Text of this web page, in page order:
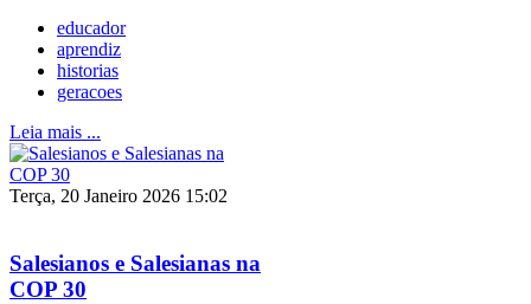
educador
aprendiz
historias
geracoes
Leia mais ...
Terça, 20 Janeiro 2026 15:02
Salesianos e Salesianas na
COP 30